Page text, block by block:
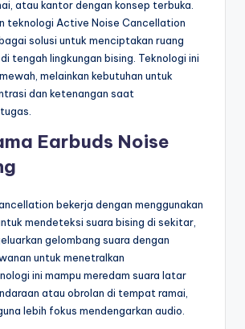
atau kantor dengan konsep terbuka.
teknologi Active Noise Cancellation
solusi untuk menciptakan ruang
tengah lingkungan bising. Teknologi ini
melainkan kebutuhan untuk
dan ketenangan saat
Earbuds Noise
bekerja dengan menggunakan
mendeteksi suara bising di sekitar,
gelombang suara dengan
untuk menetralkan
ini mampu meredam suara latar
atau obrolan di tempat ramai,
lebih fokus mendengarkan audio.